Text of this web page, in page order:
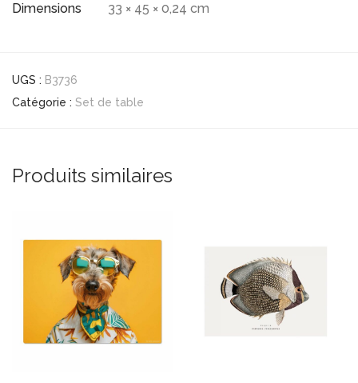
Dimensions 33 × 45 × 0,24 cm
UGS : B3736
Catégorie : Set de table
Produits similaires